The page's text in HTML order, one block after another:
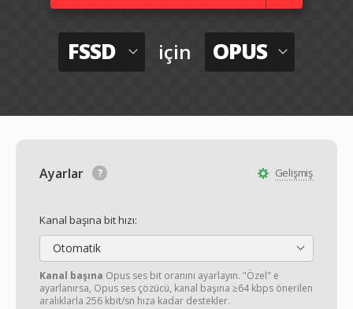
FSSD için OPUS
Gelişmiş
Ayarlar
Kanal başına bit hızı:
Otomatik
Kanal başına Opus ses bit oranını ayarlayın. "Özel" e
ayarlanırsa, Opus ses çözücü, kanal başına ≥64 kbps önerilen
aralıklarla 256 kbit/sn hıza kadar destekler.